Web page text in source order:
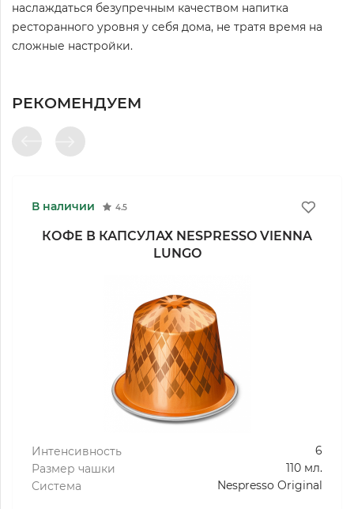
наслаждаться безупречным качеством напитка
ресторанного уровня у себя дома, не тратя время на
сложные настройки.
РЕКОМЕНДУЕМ
В наличии 4.5
КОФЕ В КАПСУЛАХ NESPRESSO VIENNA
LUNGO
Интенсивность
6
Размер чашки
110 мл.
Система
Nespresso Original